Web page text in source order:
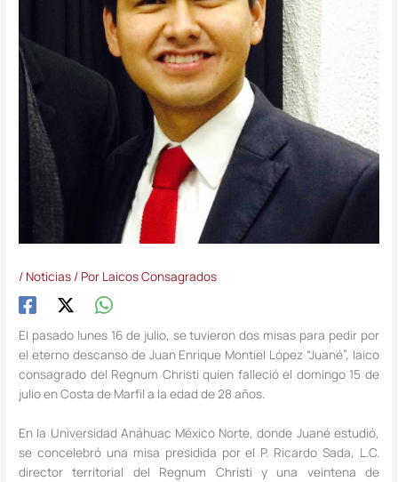
/ Noticias / Por Laicos Consagrados
El pasado lunes 16 de julio, se tuvieron dos misas para pedir por
el eterno descanso de Juan Enrique Montiel López “Juané”, laico
consagrado del Regnum Christi quien falleció el domingo 15 de
julio en Costa de Marfil a la edad de 28 años.
En la Universidad Anáhuac México Norte, donde Juané estudió,
se concelebró una misa presidida por el P. Ricardo Sada, L.C.
director territorial del Regnum Christi y una veintena de